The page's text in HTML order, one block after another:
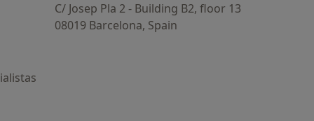
C/ Josep Pla 2 - Building B2, floor 13
08019 Barcelona, Spain